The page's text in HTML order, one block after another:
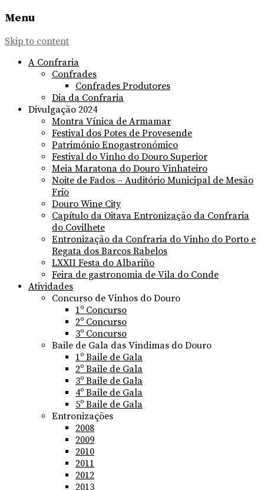
Menu
Skip to content
A Confraria
Confrades
Confrades Produtores
Dia da Confraria
Divulgação 2024
Montra Vínica de Armamar
Festival dos Potes de Provesende
Património Enogastronómico
Festival do Vinho do Douro Superior
Meia Maratona do Douro Vinhateiro
Noite de Fados – Auditório Municipal de Mesão
Frio
Douro Wine City
Capítulo da Oitava Entronização da Confraria
do Covilhete
Entronização da Confraria do Vinho do Porto e
Regata dos Barcos Rabelos
LXXII Festa do Albariño
Feira de gastronomia de Vila do Conde
Atividades
Concurso de Vinhos do Douro
1º Concurso
2º Concurso
3º Concurso
Baile de Gala das Vindimas do Douro
1º Baile de Gala
2º Baile de Gala
3º Baile de Gala
4º Baile de Gala
5º Baile de Gala
Entronizações
2008
2009
2010
2011
2012
2013